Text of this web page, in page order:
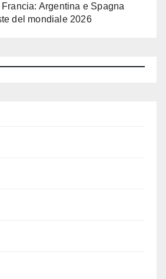
Argentina e Spagna
del mondiale 2026